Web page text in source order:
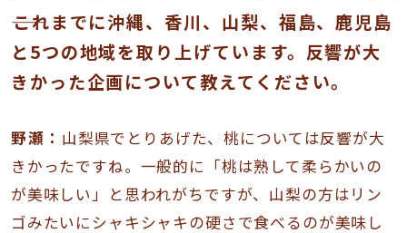
――これまでに沖縄、香川、山梨、福島、鹿児島
と5つの地域を取り上げています。反響が大
きかった企画について教えてください。
野瀬： 山梨県でとりあげた、桃については反響が大
きかったですね。一般的に「桃は熟して柔らかいの
が美味しい」と思われがちですが、山梨の方はリン
ゴみたいにシャキシャキの硬さで食べるのが美味し